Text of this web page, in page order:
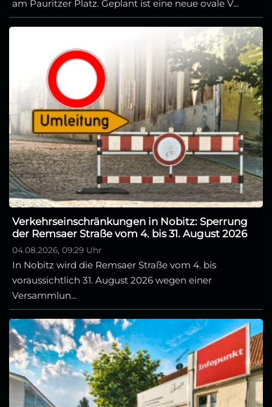
am Pauritzer Platz. Geplant ist eine neue ovale V...
Verkehrseinschränkungen in Nobitz: Sperrung
der Remsaer Straße vom 4. bis 31. August 2026
04.08.2026, 09:29 Uhr
In Nobitz wird die Remsaer Straße vom 4. bis
voraussichtlich 31. August 2026 wegen einer
Versammlun...